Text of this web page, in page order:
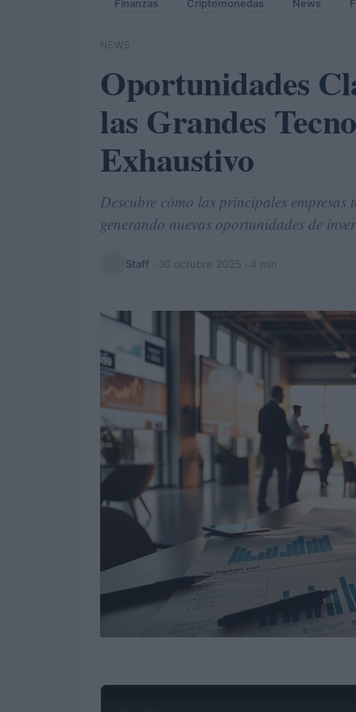
Finanzas Criptomonedas News
NEWS
Oportunidades
las Grandes
Exhaustivo
Descubre cómo las principales
generando nuevas oportunidades de
Staff 30 octubre 2025 · 4 min